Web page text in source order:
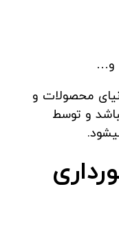
محصولات و
و توسط